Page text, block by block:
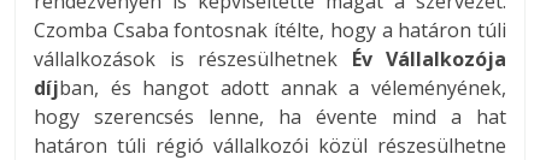
Czomba Csaba fontosnak ítélte, hogy a határon túli
vállalkozások is részesülhetnek Év Vállalkozója
díjban, és hangot adott annak a véleményének,
hogy szerencsés lenne, ha évente mind a hat
határon túli régió vállalkozói közül részesülhetne